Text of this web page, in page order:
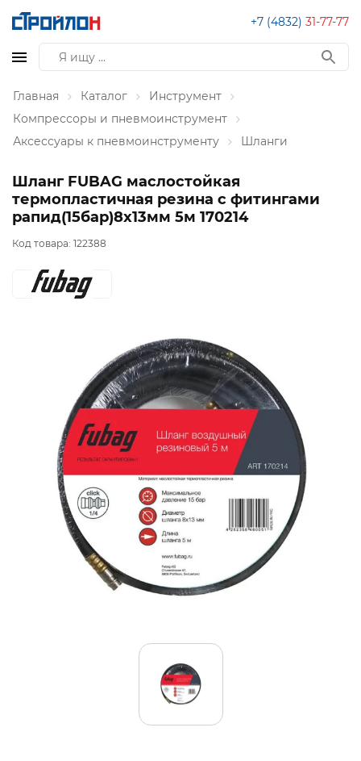
+7 (4832) 31-77-77
Главная Каталог
Инструмент
Компрессоры и пневмоинструмент
Аксессуары к пневмоинструменту
Шланги
Шланг FUBAG маслостойкая
термопластичная резина с фитингами
рапид(15бар)8x13мм 5м 170214
Код товара: 122388